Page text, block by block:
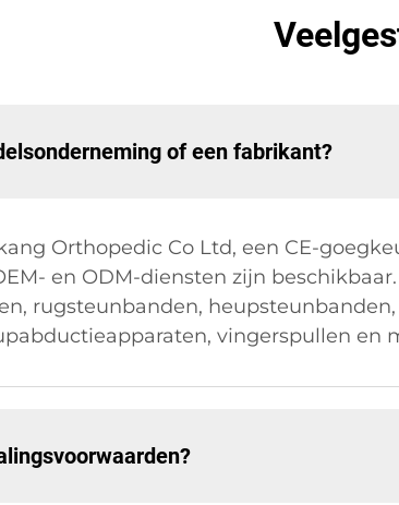
of een fabrikant?
Orthopedic Co Ltd, een CE-
en ODM-diensten zijn
rugsteunbanden,
vingerspullen en